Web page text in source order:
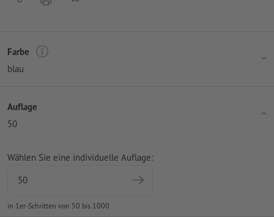
Farbe
blau
Auflage
50
Wählen Sie eine individuelle Auflage:
in 1er-Schritten von 50 bis 1000